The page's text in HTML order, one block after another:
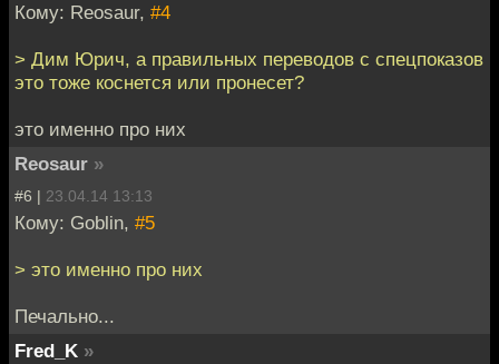
Кому: Reosaur, #4
> Дим Юрич, а правильных переводов с спецпоказов
это тоже коснется или пронесет?
это именно про них
Reosaur »
#6 | 23.04.14 13:13
Кому: Goblin, #5
> это именно про них
Печально...
Fred_K »